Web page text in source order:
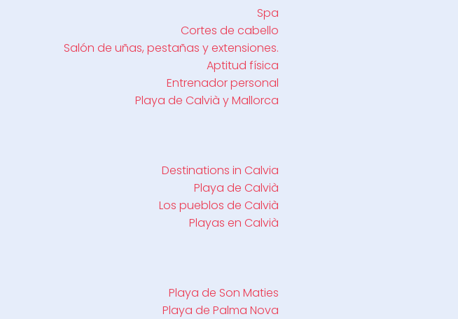
Spa
Cortes de cabello
Salón de uñas, pestañas y extensiones.
Aptitud física
Entrenador personal
Playa de Calvià y Mallorca
Destinations in Calvia
Playa de Calvià
Los pueblos de Calvià
Playas en Calvià
Playa de Son Maties
Playa de Palma Nova